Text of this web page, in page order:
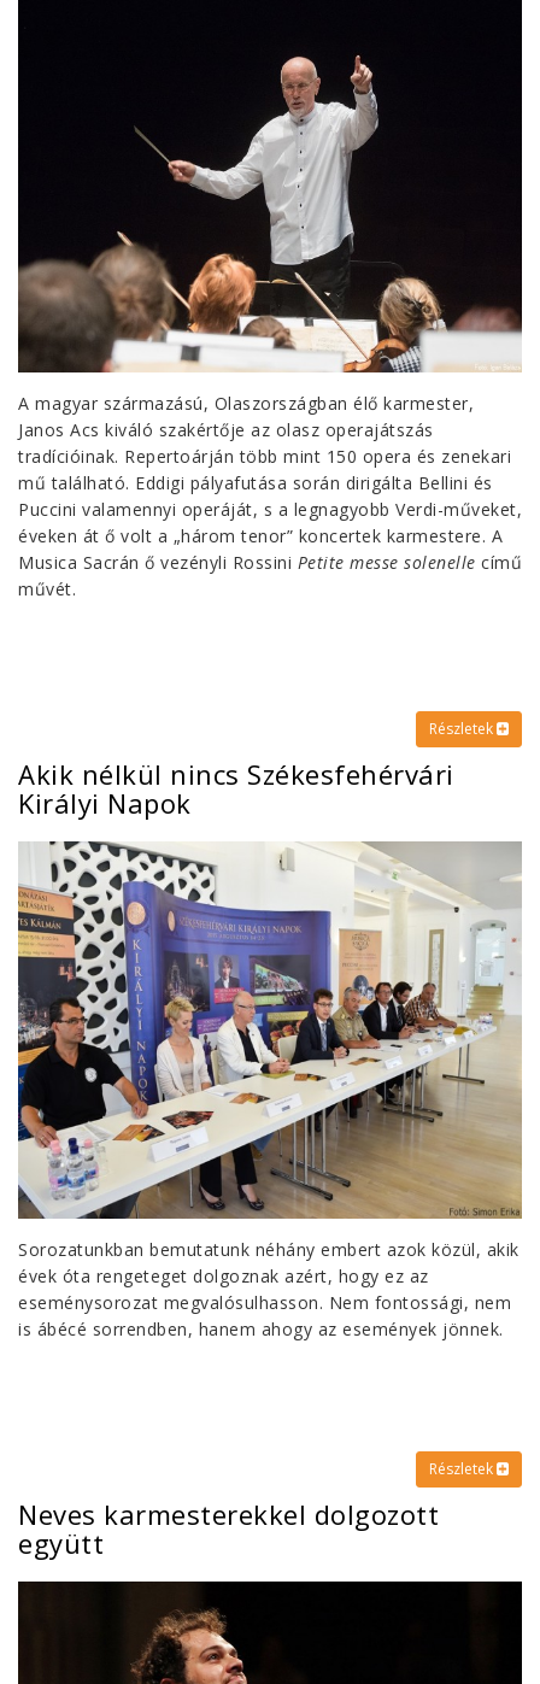
A magyar származású, Olaszországban élő karmester,
Janos Acs kiváló szakértője az olasz operajátszás
tradícióinak. Repertoárján több mint 150 opera és zenekari
mű található. Eddigi pályafutása során dirigálta Bellini és
Puccini valamennyi operáját, s a legnagyobb Verdi-műveket,
éveken át ő volt a „három tenor” koncertek karmestere. A
Musica Sacrán ő vezényli Rossini Petite messe solenelle című
művét.
Részletek
Akik nélkül nincs Székesfehérvári
Királyi Napok
Sorozatunkban bemutatunk néhány embert azok közül, akik
évek óta rengeteget dolgoznak azért, hogy ez az
eseménysorozat megvalósulhasson. Nem fontossági, nem
is ábécé sorrendben, hanem ahogy az események jönnek.
Részletek
Neves karmesterekkel dolgozott
együtt